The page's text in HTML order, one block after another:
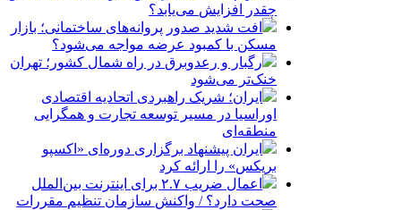
چقدر افزایش می‌یابد؟
افت شدید صدور پروانه‌های ساختمانی؛ بازار
مسکن با کمبود عرضه مواجه می‌شود؟
رگبار و رعدوبرق در راه شمال کشور؛ تهران
خنک‌تر می‌شود
ایران؛ شریک راهبردی اتحادیه اقتصادی
اوراسیا در مسیر توسعه تجارت و همگرایی
منطقه‌ای
ایران پیشنهاد برگزاری دوره‌ای «اکسپو
بریکس» را ارائه کرد
اعمال ضریب ۲.۷ برای اینترنت بین‌الملل
صحت دارد؟ / واکنش سازمان تنظیم مقررات